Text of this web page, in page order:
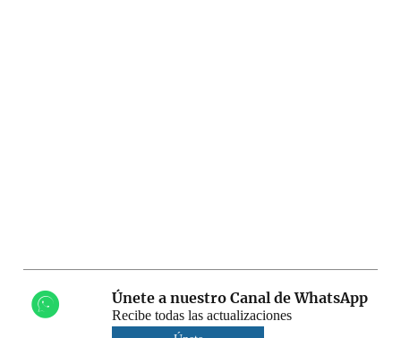
Únete a nuestro Canal de WhatsApp
Recibe todas las actualizaciones